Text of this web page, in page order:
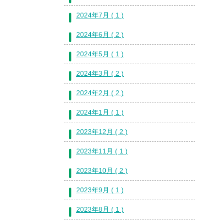
2024年7月 ( 1 )
2024年6月 ( 2 )
2024年5月 ( 1 )
2024年3月 ( 2 )
2024年2月 ( 2 )
2024年1月 ( 1 )
2023年12月 ( 2 )
2023年11月 ( 1 )
2023年10月 ( 2 )
2023年9月 ( 1 )
2023年8月 ( 1 )